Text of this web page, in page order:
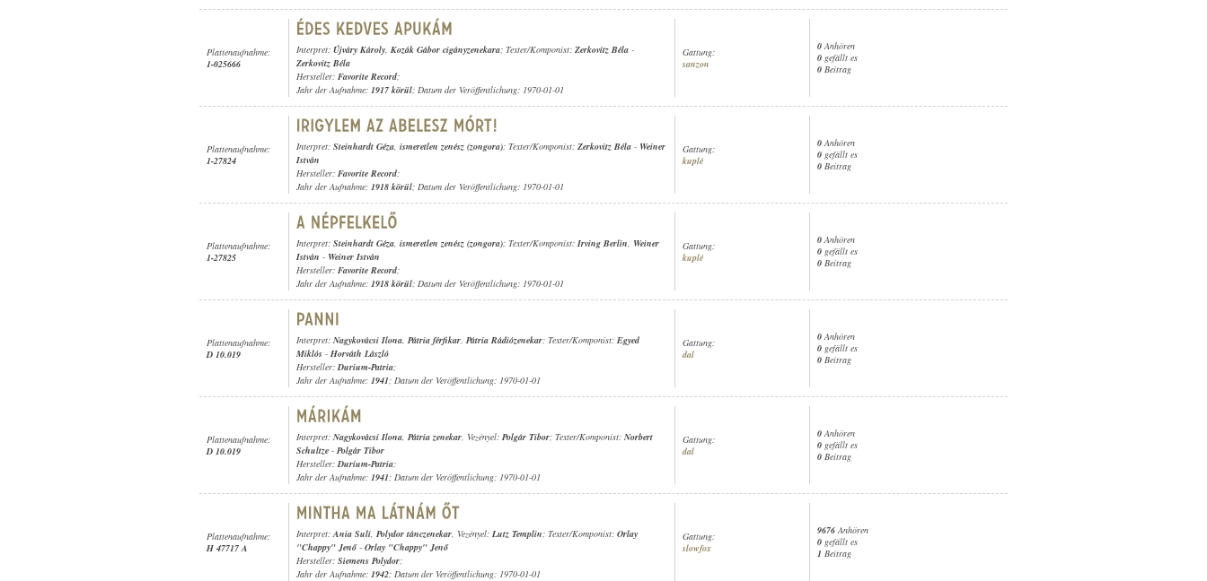
Plattenaufnahme:
1-025666
Interpret: Újváry Károly, Kozák Gábor cigányzenekara; Texter/Komponist: Zerkovitz Béla -
Zerkovitz Béla
Hersteller: Favorite Record;
Jahr der Aufnahme: 1917 körül; Datum der Veröffentlichung: 1970-01-01
Gattung:
sanzon
0Anhören
0 gefällt es
0 Beitrag
Plattenaufnahme:
1-27824
Interpret: Steinhardt Géza, ismeretlen zenész (zongora); Texter/Komponist: Zerkovitz Béla - Weiner
István
Hersteller: Favorite Record;
Jahr der Aufnahme: 1918 körül; Datum der Veröffentlichung: 1970-01-01
Gattung:
kuplé
0Anhören
0 gefällt es
0 Beitrag
Plattenaufnahme:
1-27825
Interpret: Steinhardt Géza, ismeretlen zenész (zongora); Texter/Komponist: Irving Berlin, Weiner
István - Weiner István
Hersteller: Favorite Record;
Jahr der Aufnahme: 1918 körül; Datum der Veröffentlichung: 1970-01-01
Gattung:
kuplé
0Anhören
0 gefällt es
0 Beitrag
Plattenaufnahme:
D 10.019
Interpret: Nagykovácsi Ilona, Pátria férfikar, Pátria Rádiózenekar; Texter/Komponist: Egyed
Miklós - Horváth László
Hersteller:Durium-Patria;
Jahr der Aufnahme: 1941; Datum der Veröffentlichung: 1970-01-01
Gattung:
dal
0Anhören
0 gefällt es
0 Beitrag
Plattenaufnahme:
D 10.019
Interpret: Nagykovácsi Ilona, Pátria zenekar, Vezényel: Polgár Tibor; Texter/Komponist: Norbert
Schultze - Polgár Tibor
Hersteller:Durium-Patria;
Jahr der Aufnahme: 1941; Datum der Veröffentlichung: 1970-01-01
Gattung:
dal
0Anhören
0 gefällt es
0 Beitrag
Plattenaufnahme:
H 47717 A
Interpret:Ania Suli, Polydor tánczenekar, Vezényel: Lutz Templin; Texter/Komponist: Orlay
"Chappy" Jenő- Orlay "Chappy" Jenő
Hersteller: Siemens Polydor;
Jahr der Aufnahme: 1942; Datum der Veröffentlichung: 1970-01-01
Gattung:
slowfox
9676Anhören
0 gefällt es
1 Beitrag